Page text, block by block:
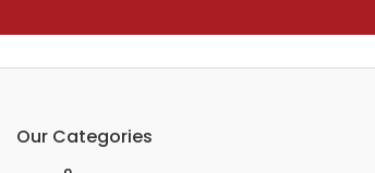
Our Categories